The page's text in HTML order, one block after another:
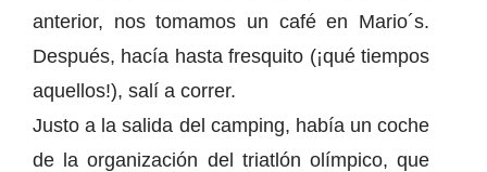
anterior, nos tomamos un café en Mario´s.
Después, hacía hasta fresquito (¡qué tiempos
aquellos!), salí a correr.
Justo a la salida del camping, había un coche
de la organización del triatlón olímpico, que